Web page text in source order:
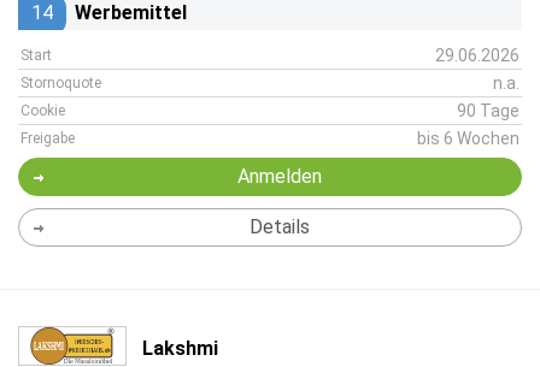
14 Werbemittel
Start 29.06.2026
Stornoquote n.a.
Cookie 90 Tage
Freigabe bis 6 Wochen
Anmelden
Details
Lakshmi